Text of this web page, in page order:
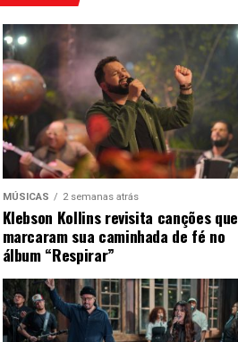
MÚSICAS 2 semanas atrás
Klebson Kollins revisita canções que
marcaram sua caminhada de fé no
álbum “Respirar”